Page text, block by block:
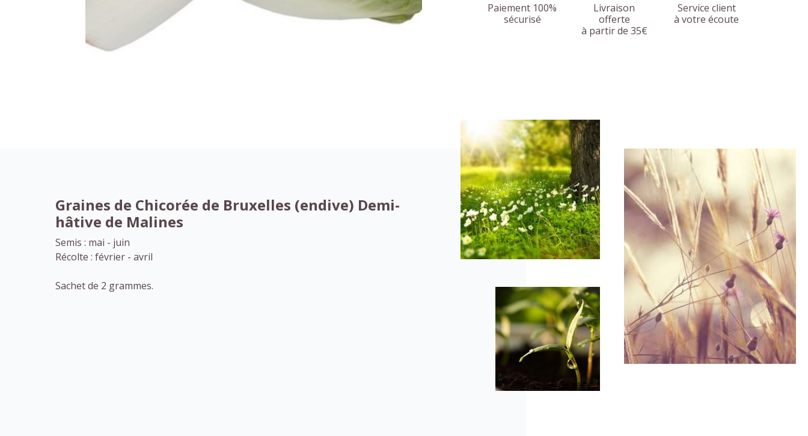
Paiement 100%
sécurisé
Livraison
offerte
à partir de 35€
Service client
à votre écoute
Graines de Chicorée de Bruxelles (endive) Demi-
hâtive de Malines
Semis : mai - juin
Récolte : février - avril
Sachet de 2 grammes.